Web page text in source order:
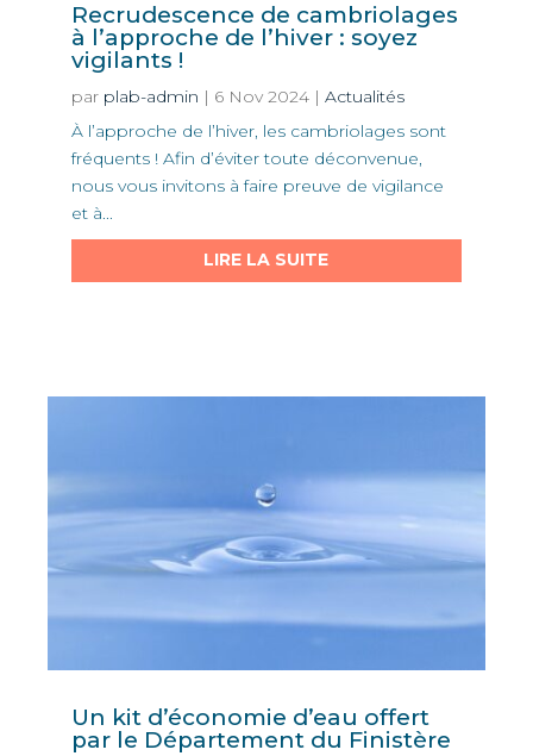
Recrudescence de cambriolages
à l’approche de l’hiver : soyez
vigilants !
par plab-admin | 6 Nov 2024| Actualités
À l’approche de l’hiver, les cambriolages sont
fréquents ! Afin d’éviter toute déconvenue,
nous vous invitons à faire preuve de vigilance
et à...
LIRE LA SUITE
Un kit d’économie d’eau offert
par le Département du Finistère